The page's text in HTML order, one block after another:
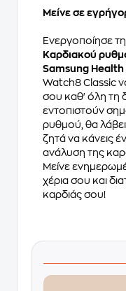
Μείνε σε
Ενεργοποίησε
Καρδιακού
Samsung
Watch8 Classic
σου καθ' όλη τη
εντοπιστούν
ρυθμού, θα
ζητά να κάνεις
ανάλυση της
Μείνε
χέρια σου και
καρδιάς σου!